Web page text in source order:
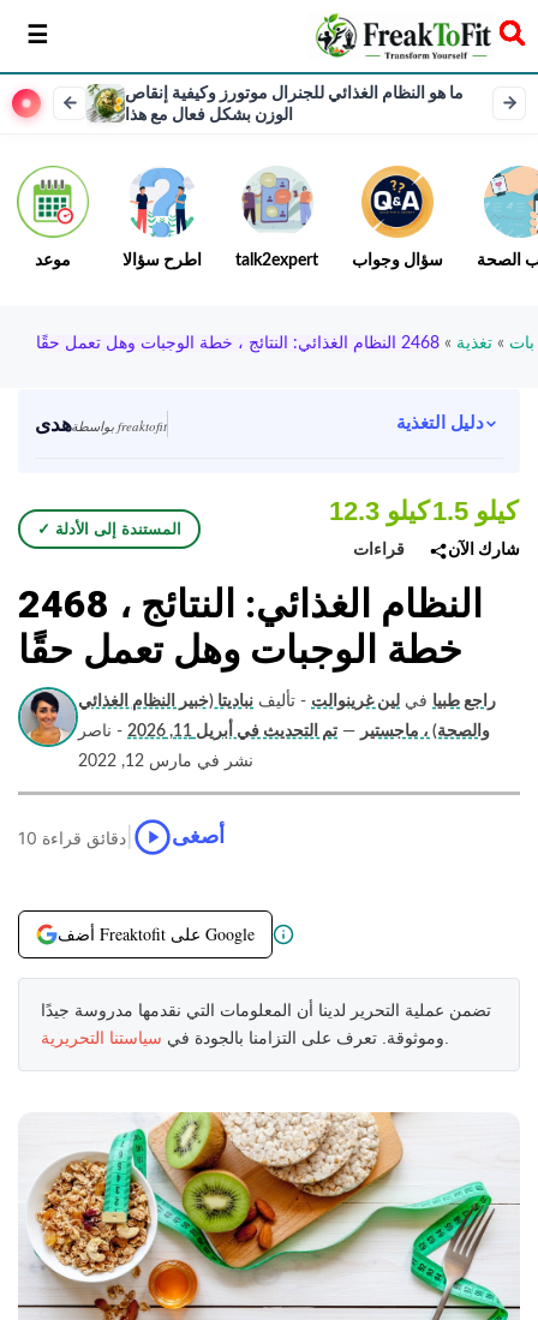
سخر
ما هو النظام الغذائي للجنرال موتورز وكيفية إنقاص
الوزن بشكل فعال مع هذا
موعد اطرح سؤالا talk2expert سؤال وجواب الصحة
بات » تغذية » 2468 النظام الغذائي: النتائج ، خطة الوجبات وهل تعمل حقًا
هدى بواسطة freaktofit دليل التغذية
✓ المستندة إلى الأدلة
12.3 كيلو
قراءات
1.5 كيلو
شارك الآن
2468 النظام الغذائي: النتائج ،
خطة الوجبات وهل تعمل حقًا
راجع طبيا في لين غرينوالت - تأليف نباديتا (خبير النظام الغذائي
والصحة) ، ماجستير — تم التحديث في أبريل 11, 2026
- ناصر
نشر في مارس 12, 2022
10 دقائق قراءة أصغى
أضف Freaktofit على Google
تضمن عملية التحرير لدينا أن المعلومات التي نقدمها مدروسة جيدًا
وموثوقة. تعرف على التزامنا بالجودة في سياستنا التحريرية